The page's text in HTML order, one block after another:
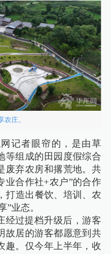
农庄。
记者眼帘的，是由草
等组成的田园度假综合
废弃农房和撂荒地。共
业合作社+农户”的合作
打造出餐饮、培训、农
”业态。
经过提档升级后，游客
故居的游客都愿意到共
趣。仅今年上半年，收